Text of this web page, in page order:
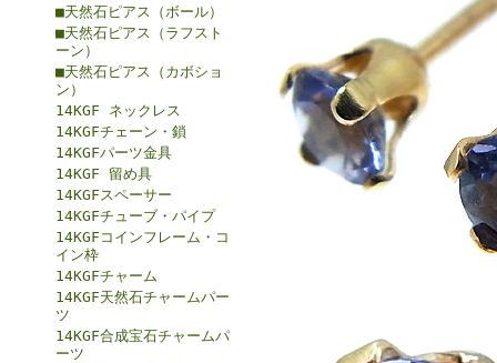
■天然石ピアス（ボール）
■天然石ピアス（ラフスト
ーン）
■天然石ピアス（カボショ
ン）
14KGF ネックレス
14KGFチェーン・鎖
14KGFパーツ金具
14KGF 留め具
14KGFスペーサー
14KGFチューブ・パイプ
14KGFコインフレーム・コ
イン枠
14KGFチャーム
14KGF天然石チャームパー
ツ
14KGF合成宝石チャームパ
ーツ